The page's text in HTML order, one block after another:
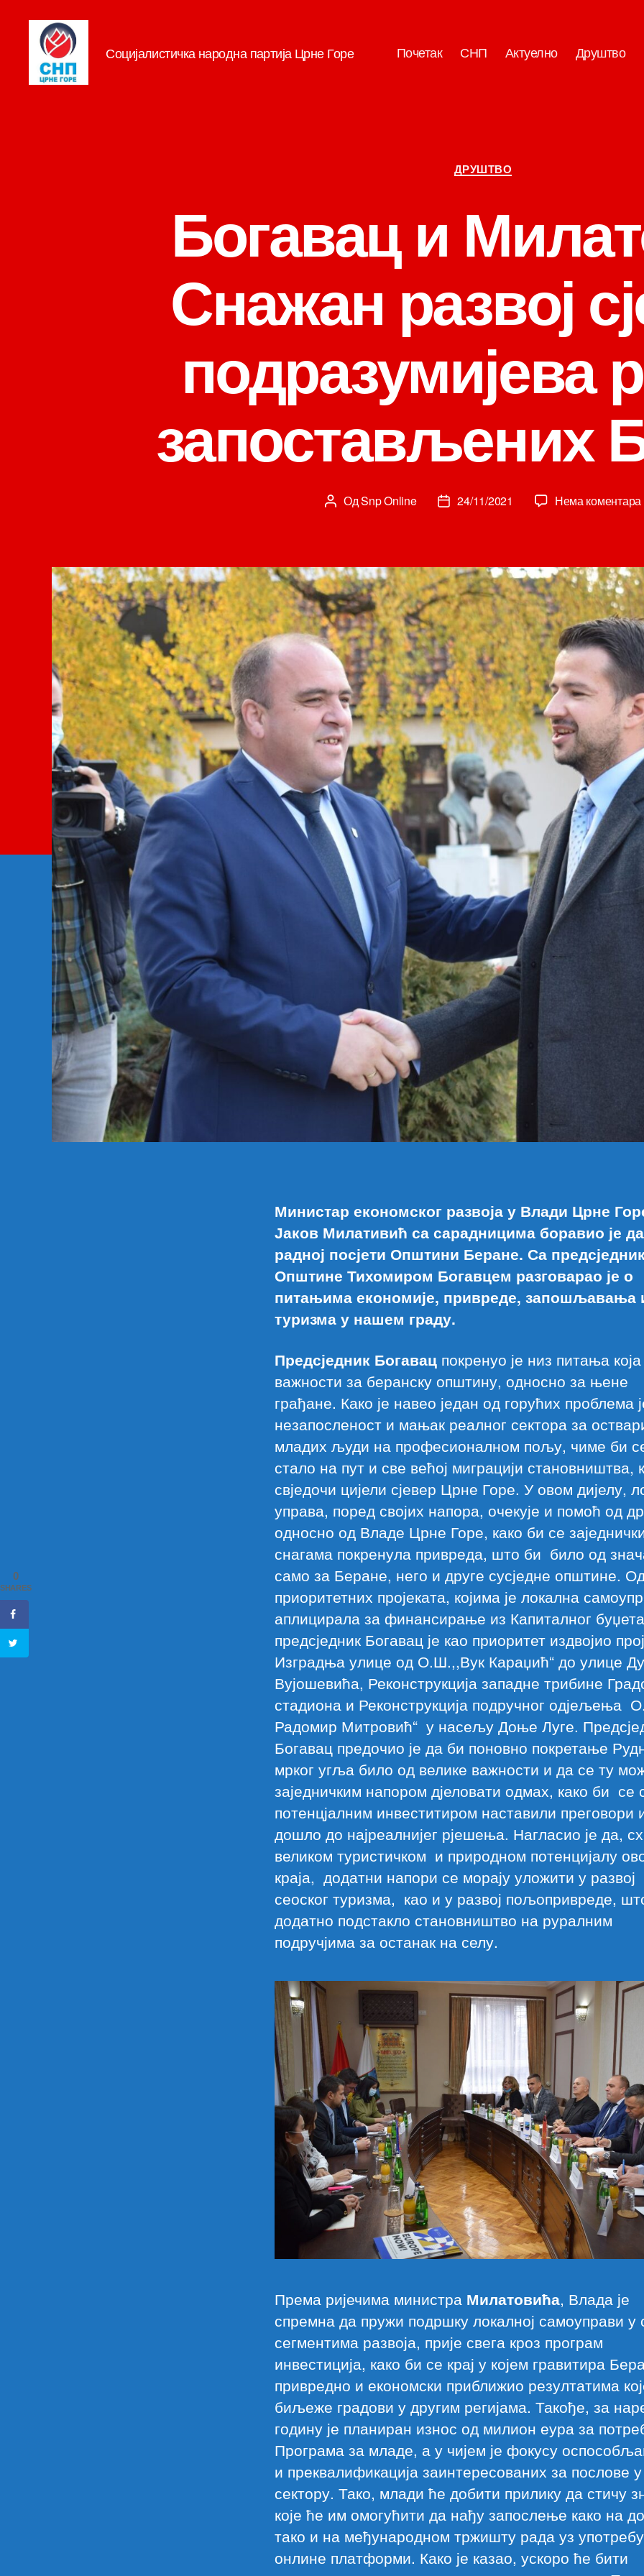
Социјалистичка народна партија Црне Горе Почетак СНП Актуелно Друштво
Категорије
ДРУШТВО
Богавац и
Снажан развој
подразумијева
запостављених
Аутор
ОдSnp Online
Датум
24/11/2021 Нема коментара
Министар економског развоја у Влади Црне
Јаков Милативић са сарадницима боравио је
радној посјети Општини Беране. Са
Општине Тихомиром Богавцем разговарао је о
питањима економије, привреде, запошљавања
туризма у нашем граду.
Предсједник Богавац покренуо је низ питања
важности за беранску општину, односно за њене
грађане. Како је навео један од горућих проблема
незапосленост и мањак реалног сектора за
младих људи на професионалном пољу, чиме би
стало на пут и све већој миграцији становништва,
свједочи цијели сјевер Црне Горе. У овом дијелу,
управа, поред својих напора, очекује и помоћ од
односно од Владе Црне Горе, како би се
снагама покренула привреда, што би било од
само за Беране, него и друге сусједне општине.
приоритетних пројеката, којима је локална
аплицирала за финансирање из Капиталног
предсједник Богавац је као приоритет издвојио
Изградња улице од О.Ш.,,Вук Караџић“ до улице
Вујошевића, Реконструкција западне трибине
стадиона и Реконструкција подручног одјељења
Радомир Митровић“ у насељу Доње Луге.
Богавац предочио је да би поновно покретање
мрког угља било од велике важности и да се ту
заједничким напором дјеловати одмах, како би се
потенцјалним инвеститиром наставили преговори
дошло до најреалнијег рјешења. Нагласио је да,
великом туристичком и природном потенцијалу
краја, додатни напори се морају уложити у развој
сеоског туризма, као и у развој пољопривреде,
додатно подстакло становништво на руралним
подручјима за останак на селу.
Према ријечима министра Милатовића, Влада је
спремна да пружи подршку локалној самоуправи у
сегментима развоја, прије свега кроз програм
инвестиција, како би се крај у којем гравитира
привредно и економски приближио резултатима
биљеже градови у другим регијама. Такође, за
годину је планиран износ од милион еура за
Програма за младе, а у чијем је фокусу
и преквалификација заинтересованих за послове
сектору. Тако, млади ће добити прилику да стичу
које ће им омогућити да нађу запослење како на
тако и на међународном тржишту рада уз употребу
онлине платформи. Како је казао, ускоро ће бити
0
SHARES